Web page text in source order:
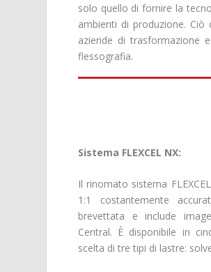
solo quello di fornire la
ambienti di produzione.
aziende di trasformazione
flessografia.
Sistema FLEXCEL NX:
Il rinomato sistema
1:1 costantemente
brevettata e include
Central. È disponibile in
scelta di tre tipi di lastre: